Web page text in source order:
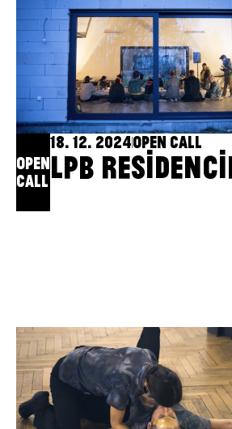
OPEN
CALL
18. 12. 2024OPEN CALL
LPB